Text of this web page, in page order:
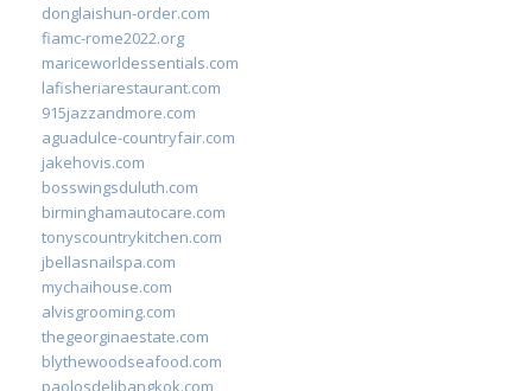
donglaishun-order.com
fiamc-rome2022.org
mariceworldessentials.com
lafisheriarestaurant.com
915jazzandmore.com
aguadulce-countryfair.com
jakehovis.com
bosswingsduluth.com
birminghamautocare.com
tonyscountrykitchen.com
jbellasnailspa.com
mychaihouse.com
alvisgrooming.com
thegeorginaestate.com
blythewoodseafood.com
paolosdelibangkok.com